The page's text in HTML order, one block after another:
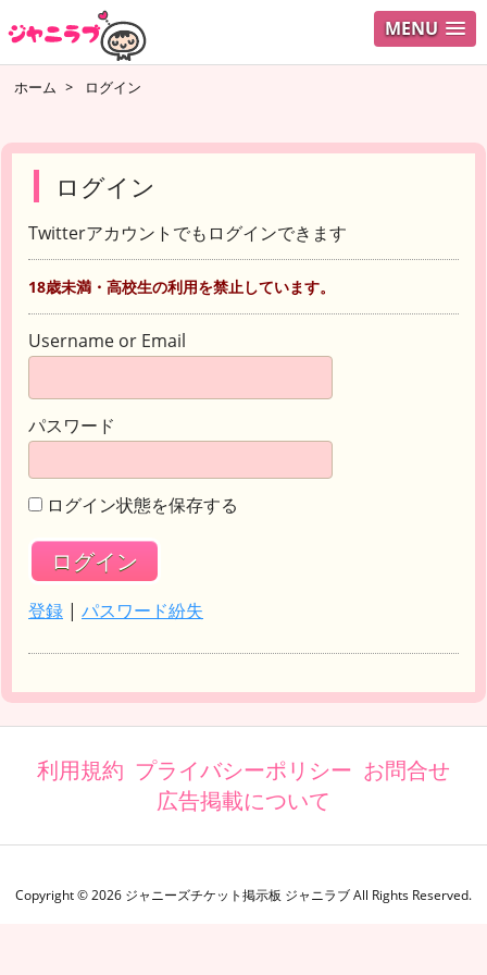
MENU
ホーム > ログイン
ログイン
Twitterアカウントでもログインできます
18歳未満・高校生の利用を禁止しています。
Username or Email
パスワード
ログイン状態を保存する
登録 | パスワード紛失
利用規約 プライバシーポリシー お問合せ
広告掲載について
Copyright ©2026 ジャニーズチケット掲示板 ジャニラブAll Rights Reserved.